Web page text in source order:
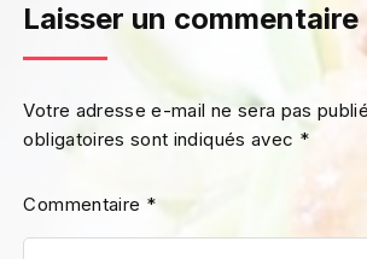
Laisser un commentaire
Votre adresse e-mail ne sera pas
obligatoires sont indiqués avec *
Commentaire *